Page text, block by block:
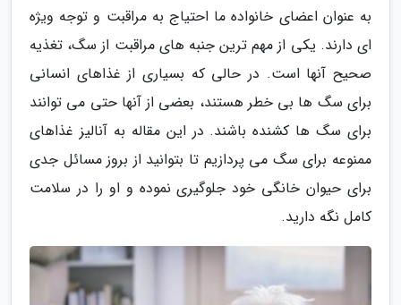
به عنوان اعضای خانواده ما احتیاج به مراقبت و توجه ویژه
ای دارند. یکی از مهم ترین جنبه های مراقبت از سگ، تغذیه
صحیح آنها است. در حالی که بسیاری از غذاهای انسانی
برای سگ ها بی خطر هستند، بعضی از آنها حتی می توانند
برای سگ ها کشنده باشند. در این مقاله به آنالیز غذاهای
ممنوعه برای سگ می پردازیم تا بتوانید از بروز مسائل جدی
برای حیوان خانگی خود جلوگیری نموده و او را در سلامت
کامل نگه دارید.